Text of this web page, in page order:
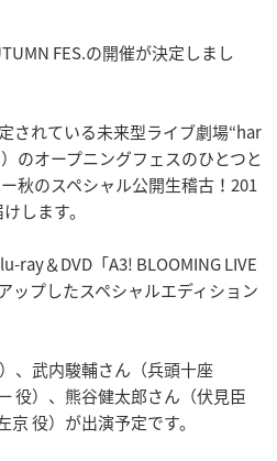
FES.の開催が決定しまし
されている未来型ライブ劇場“har
のオープニングフェスのひとつと
秋のスペシャル公開生稽古！201
します。
ray＆DVD「A3! BLOOMING LIVE
ップしたスペシャルエディション
、武内駿輔さん（兵頭十座
役）、熊谷健太郎さん（伏見臣
役）が出演予定です。